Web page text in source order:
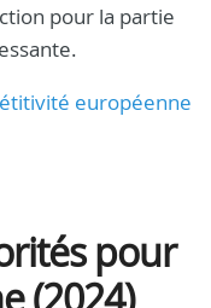
pour la partie
européenne
pour